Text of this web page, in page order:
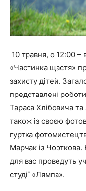
10 травня, о 12:00 –
«Частинка щастя»
захисту дітей.
представлені
Тараса Хлібовича
також із своєю
гуртка
Марчак із Чорткова.
для вас проведуть
студії «Лямпа».